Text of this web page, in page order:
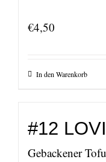
€4,50
In den Warenkorb
#12
Gebackener